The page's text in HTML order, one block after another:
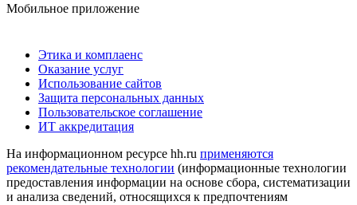
Мобильное приложение
Этика и комплаенс
Оказание услуг
Использование сайтов
Защита персональных данных
Пользовательское соглашение
ИТ аккредитация
На информационном ресурсе hh.ru применяются
рекомендательные технологии (информационные технологии
предоставления информации на основе сбора, систематизации
и анализа сведений, относящихся к предпочтениям